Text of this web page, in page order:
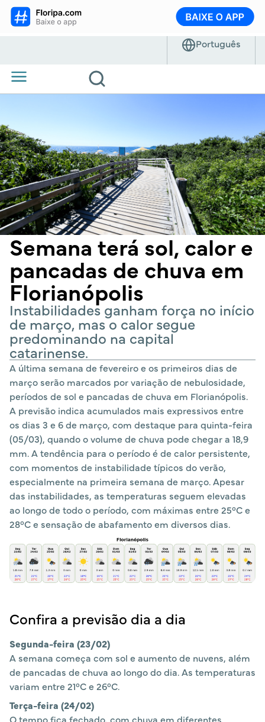
Semana terá sol, calor e
pancadas de chuva em
Florianópolis
Instabilidades ganham força no início
de março, mas o calor segue
predominando na capital
catarinense.
A última semana de fevereiro e os primeiros dias de
março serão marcados por variação de nebulosidade,
períodos de sol e pancadas de chuva em Florianópolis.
A previsão indica acumulados mais expressivos entre
os dias 3 e 6 de março, com destaque para quinta-feira
(05/03), quando o volume de chuva pode chegar a 18,9
mm. A tendência para o período é de calor persistente,
com momentos de instabilidade típicos do verão,
especialmente na primeira semana de março. Apesar
das instabilidades, as temperaturas seguem elevadas
ao longo de todo o período, com máximas entre 25°C e
28°C e sensação de abafamento em diversos dias.
Confira a previsão dia a dia
Segunda-feira (23/02)
A semana começa com sol e aumento de nuvens, além
de pancadas de chuva ao longo do dia. As temperaturas
variam entre 21°C e 26°C.
Terça-feira (24/02)
O tempo fica fechado, com chuva em diferentes